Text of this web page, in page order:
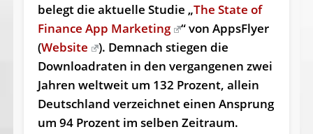
belegt die aktuelle Studie „The State of
Finance App Marketing
“ von AppsFlyer
(Website
). Demnach stiegen die
Downloadraten in den vergangenen zwei
Jahren weltweit um 132 Prozent, allein
Deutschland verzeichnet einen Ansprung
um 94 Prozent im selben Zeitraum.